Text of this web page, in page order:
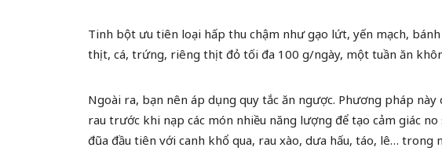
Tinh bột ưu tiên loại hấp thu chậm như gạo lứt, yến mạch,
thịt, cá, trứng, riêng thịt đỏ tối đa 100 g/ngày, một tuần ăn
Ngoài ra, bạn nên áp dụng quy tắc ăn ngược. Phương pháp
rau trước khi nạp các món nhiều năng lượng để tạo cảm giác
đũa đầu tiên với canh khổ qua, rau xào, dưa hấu, táo, lê… trong